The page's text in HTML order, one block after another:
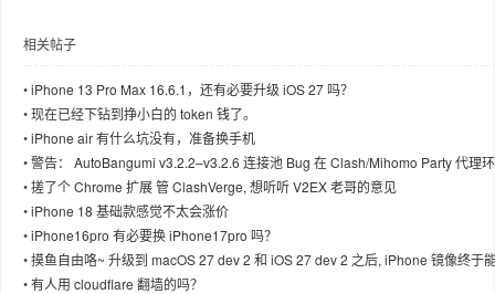
相关帖子
•iPhone 13 Pro Max 16.6.1，还有必要升级 iOS 27 吗？
•现在已经下钻到挣小白的 token 钱了。
•iPhone air 有什么坑没有，准备换手机
•警告： AutoBangumi v3.2.2–v3.2.6 连接池 Bug 在 Clash/Mihomo Party 代理
下可能导致异常磁盘写入
•搓了个 Chrome 扩展 管 ClashVerge, 想听听 V2EX 老哥的意见
•iPhone 18 基础款感觉不太会涨价
•iPhone16pro 有必要换 iPhone17pro 吗？
•摸鱼自由咯~ 升级到 macOS 27 dev 2 和 iOS 27 dev 2 之后, iPhone 镜像终于
啦
•有人用 cloudflare 翻墙的吗？